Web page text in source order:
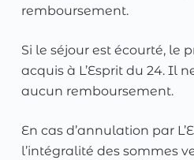
remboursement.
Si le séjour est écourté, le
acquis à L’Esprit du 24. Il
aucun remboursement.
En cas d’annulation par
l’intégralité des sommes